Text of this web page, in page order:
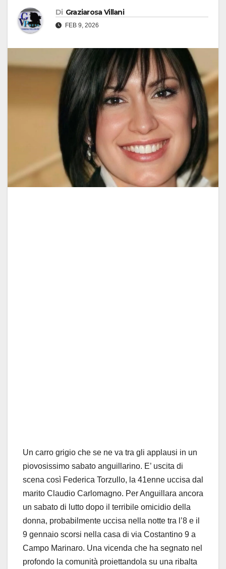
Di Graziarosa Villani
FEB 9, 2026
Un carro grigio che se ne va tra gli applausi in un
piovosissimo sabato anguillarino. E’ uscita di
scena così Federica Torzullo, la 41enne uccisa dal
marito Claudio Carlomagno. Per Anguillara ancora
un sabato di lutto dopo il terribile omicidio della
donna, probabilmente uccisa nella notte tra l’8 e il
9 gennaio scorsi nella casa di via Costantino 9 a
Campo Marinaro. Una vicenda che ha segnato nel
profondo la comunità proiettandola su una ribalta